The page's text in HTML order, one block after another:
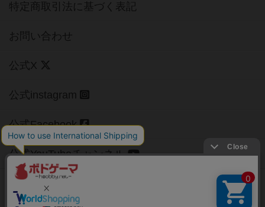
特定商取引法に基づく表記
お問い合わせ
公式X
公式instagram
公式Facebook
公式YouTubeチャンネル